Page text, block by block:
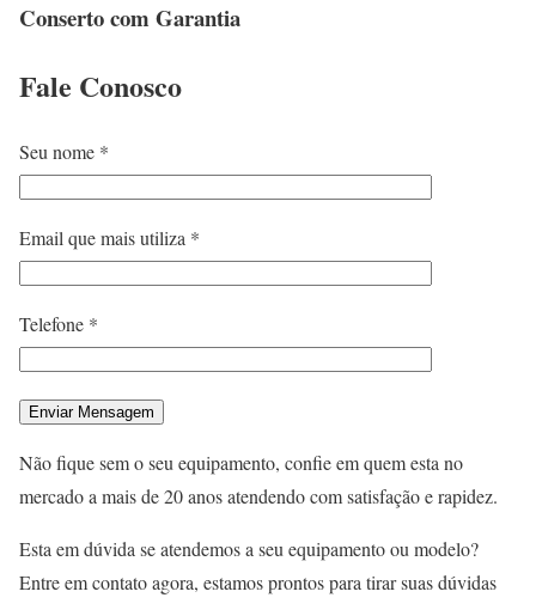
Conserto com Garantia
Fale Conosco
Seu nome *
Email que mais utiliza *
Telefone *
Não fique sem o seu equipamento, confie em quem esta no
mercado a mais de 20 anos atendendo com satisfação e rapidez.
Esta em dúvida se atendemos a seu equipamento ou modelo?
Entre em contato agora, estamos prontos para tirar suas dúvidas